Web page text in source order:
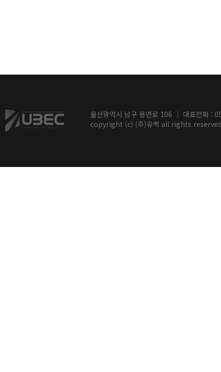
울산광역시 남구 용연로 106 ｜ 대표전화
copyright (c) (주)유벡 all rights